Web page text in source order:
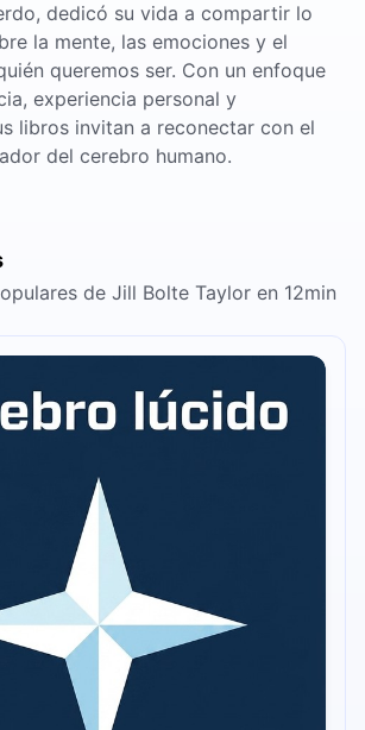
dedicó su vida a compartir lo
la mente, las emociones y el
queremos ser. Con un enfoque
experiencia personal y
libros invitan a reconectar con el
del cerebro humano.
de Jill Bolte Taylor en 12min